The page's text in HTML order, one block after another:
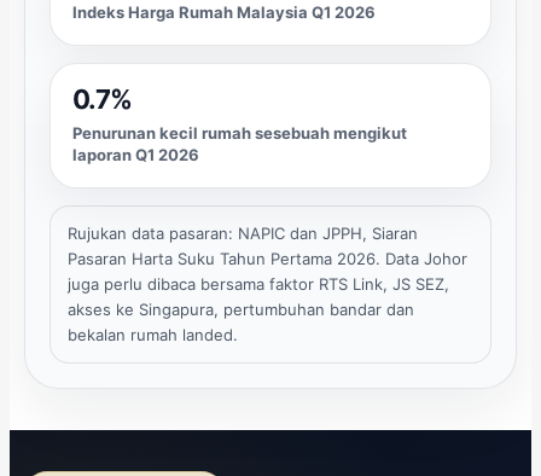
Indeks Harga Rumah Malaysia Q1 2026
0.7%
Penurunan kecil rumah sesebuah mengikut
laporan Q1 2026
Rujukan data pasaran: NAPIC dan JPPH, Siaran
Pasaran Harta Suku Tahun Pertama 2026. Data Johor
juga perlu dibaca bersama faktor RTS Link, JS SEZ,
akses ke Singapura, pertumbuhan bandar dan
bekalan rumah landed.